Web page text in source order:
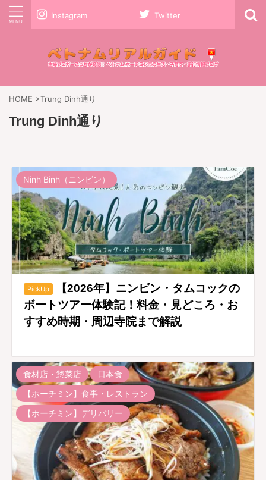
Instagram Twitter
HOME >Trung Dinh通り
Trung Dinh通り
Ninh Binh（ニンビン）
PickUp
【2026年】ニンビン・タムコックの
ボートツアー体験記！料金・見どころ・お
すすめ時期・周辺寺院まで解説
食材店・惣菜店
日本食
【ホーチミン】食事・レストラン
【ホーチミン】デリバリー